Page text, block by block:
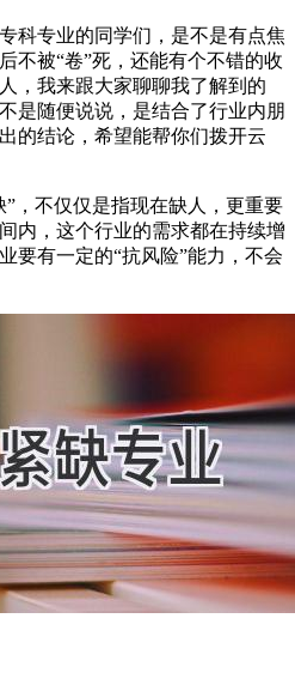
科专业的同学们，是不是有点焦
不被“卷”死，还能有个不错的收
，我来跟大家聊聊我了解到的
是随便说说，是结合了行业内朋
的结论，希望能帮你们拨开云
，不仅仅是指现在缺人，更重要
内，这个行业的需求都在持续增
要有一定的“抗风险”能力，不会